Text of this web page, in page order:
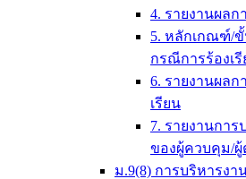
4. รายงานผลก
5. หลักเกณฑ์/
กรณีการร้องเ
6. รายงานผลก
เรียน
7. รายงานการ
ของผู้ควบคุม/ผู้
ม.9(8) การบริหารง